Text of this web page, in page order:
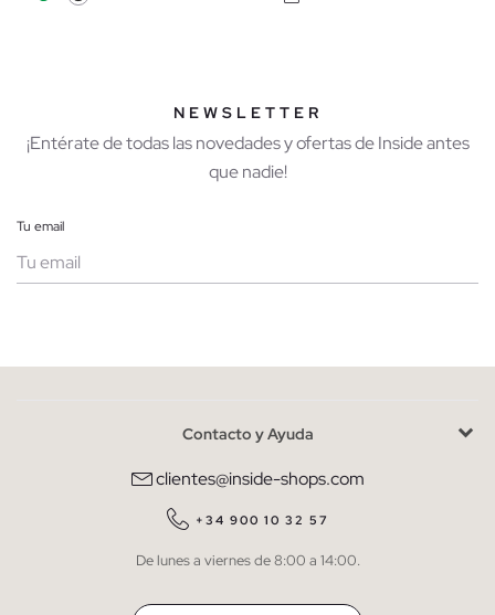
NEWSLETTER
¡Entérate de todas las novedades y ofertas de Inside antes
que nadie!
Tu email
He leído y entiendo lapolítica de privacidad
QUIERO SUSCRIBIRME
* Puedes cancelar la suscripción en cualquier momento.
Contacto y Ayuda
clientes@inside-shops.com
+34 900 10 32 57
De lunes a viernes de 8:00 a 14:00.